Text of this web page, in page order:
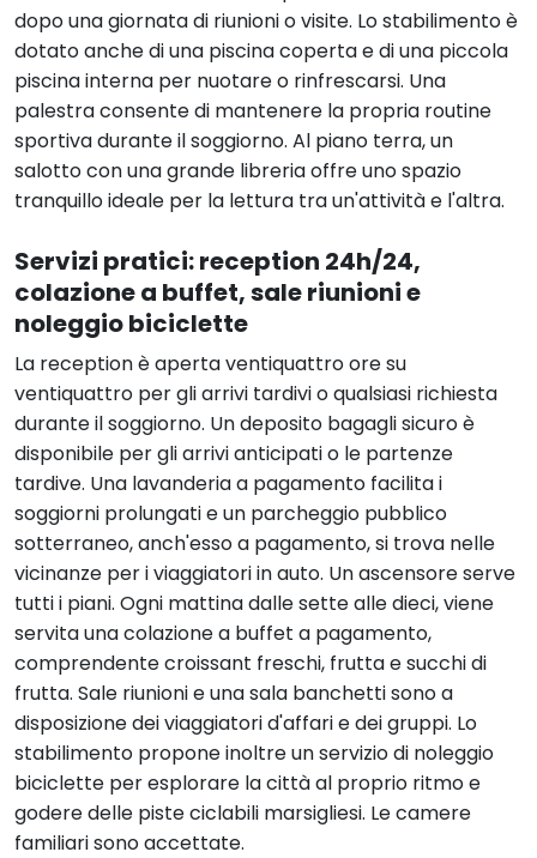
dopo una giornata di riunioni o visite. Lo stabilimento è
dotato anche di una piscina coperta e di una piccola
piscina interna per nuotare o rinfrescarsi. Una
palestra consente di mantenere la propria routine
sportiva durante il soggiorno. Al piano terra, un
salotto con una grande libreria offre uno spazio
tranquillo ideale per la lettura tra un'attività e l'altra.
Servizi pratici: reception 24h/24,
colazione a buffet, sale riunioni e
noleggio biciclette
La reception è aperta ventiquattro ore su
ventiquattro per gli arrivi tardivi o qualsiasi richiesta
durante il soggiorno. Un deposito bagagli sicuro è
disponibile per gli arrivi anticipati o le partenze
tardive. Una lavanderia a pagamento facilita i
soggiorni prolungati e un parcheggio pubblico
sotterraneo, anch'esso a pagamento, si trova nelle
vicinanze per i viaggiatori in auto. Un ascensore serve
tutti i piani. Ogni mattina dalle sette alle dieci, viene
servita una colazione a buffet a pagamento,
comprendente croissant freschi, frutta e succhi di
frutta. Sale riunioni e una sala banchetti sono a
disposizione dei viaggiatori d'affari e dei gruppi. Lo
stabilimento propone inoltre un servizio di noleggio
biciclette per esplorare la città al proprio ritmo e
godere delle piste ciclabili marsigliesi. Le camere
familiari sono accettate.